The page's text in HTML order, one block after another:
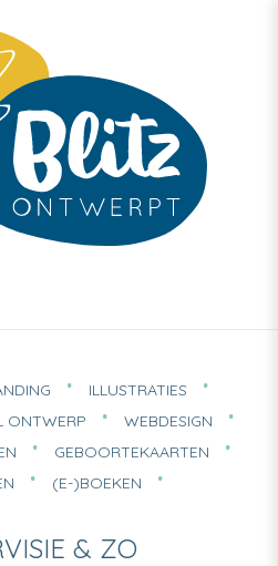
ILLUSTRATIES
ONTWERP
WEBDESIGN
GEBOORTEKAARTEN
(E-)BOEKEN
& ZO